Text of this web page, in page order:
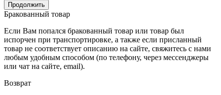
Продолжить
Бракованный товар
Если Вам попался бракованный товар или товар был
испорчен при транспортировке, а также если присланный
товар не соответствует описанию на сайте, свяжитесь с нами
любым удобным способом (по телефону, через мессенджеры
или чат на сайте, email).
Возврат